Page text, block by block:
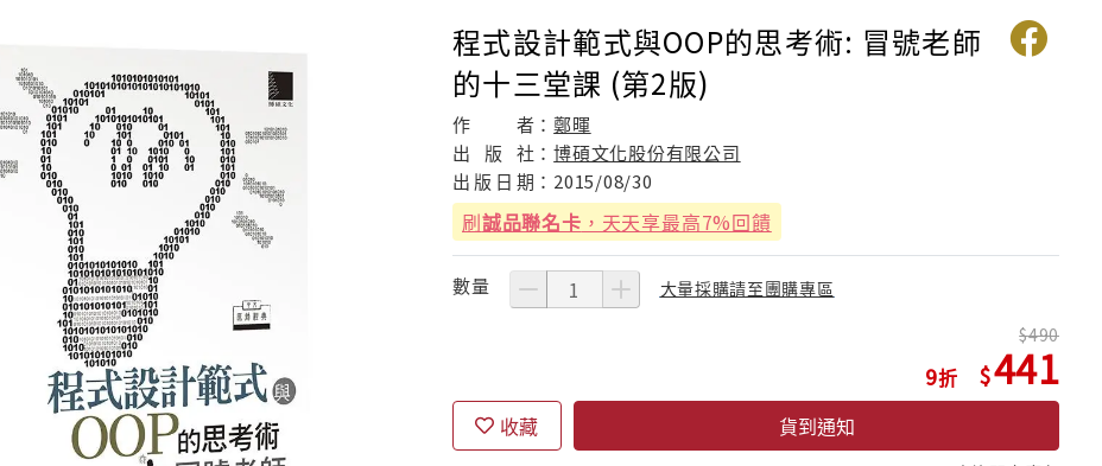
程式設計範式與OOP的思考術: 冒號老師
的十三堂課 (第2版)
作 者：鄭暉
出
版 社：博碩文化股份有限公司
出 版 日 期： 2015/08/30
刷誠品聯名卡 ，天天享最高7%回饋
數量 大量採購請至團購專區
9
490
441
收藏 貨到通知